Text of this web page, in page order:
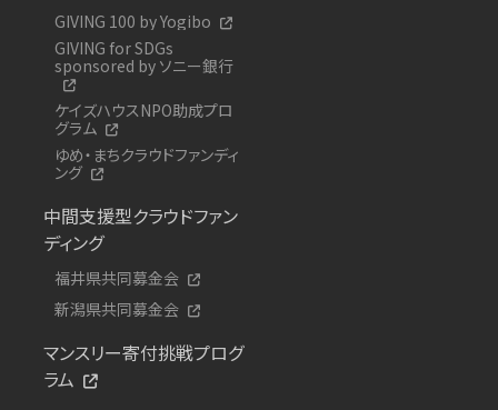
GIVING 100 by Yogibo
GIVING for SDGs
sponsored by ソニー銀行
ケイズハウスNPO助成プロ
グラム
ゆめ・まちクラウドファンディ
ング
中間支援型クラウドファン
ディング
福井県共同募金会
新潟県共同募金会
マンスリー寄付挑戦プログ
ラム